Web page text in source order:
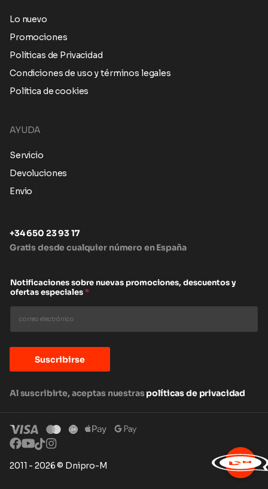
Lo nuevo
Promociones
Políticas de Privacidad
Condiciones de uso y términos legales
Política de cookies
AYUDA
Servicio
Devoluciones
Envio
+34 650 23 93 17
Gratis desde cualquier número en España
Notificaciones sobre nuevas promociones, descuentos y
ofertas especiales*
Suscribirse
Al suscribirte, aceptas nuestraspolíticas de privacidad
2011 - 2026 © Dnipro-M